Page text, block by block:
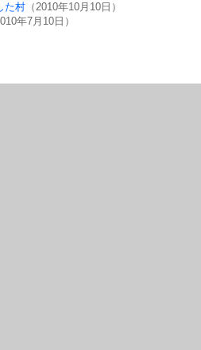
た村 （2010年10月10日）
年7月10日）